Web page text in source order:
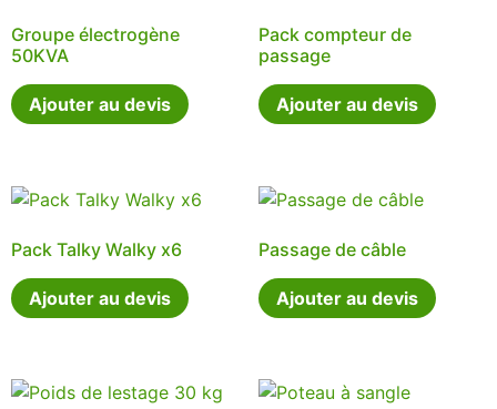
Groupe électrogène
50KVA
Ajouter au devis
Pack compteur de
passage
Ajouter au devis
Pack Talky Walky x6
Ajouter au devis
Passage de câble
Ajouter au devis